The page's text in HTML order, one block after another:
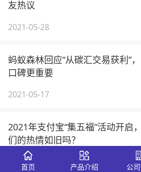
友热议
2021-05-28
蚂蚁森林回应“从碳汇交易获利”
口碑更重要
2021-05-17
2021年支付宝“集五福”活动开启
们的热情如旧吗？
2021-02-03
首页 产品介绍 公